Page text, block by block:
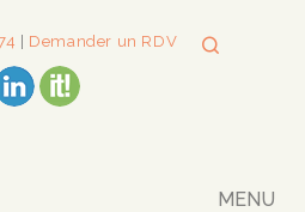
Demander un RDV
MENU